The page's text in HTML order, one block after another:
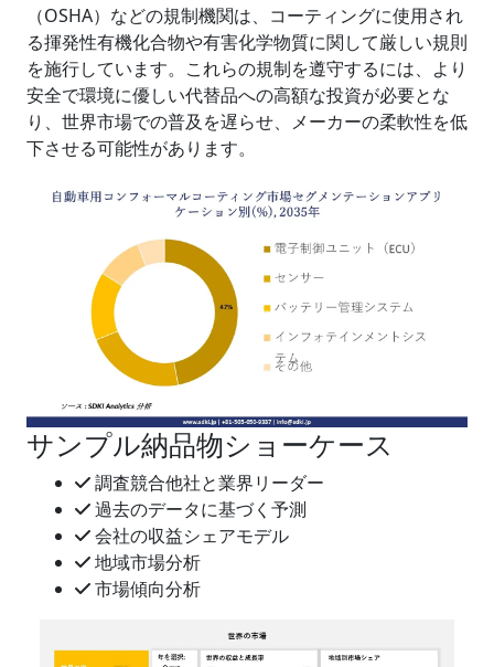
（OSHA）などの規制機関は、コーティングに使用され
る揮発性有機化合物や有害化学物質に関して厳しい規則
を施行しています。これらの規制を遵守するには、より
安全で環境に優しい代替品への高額な投資が必要とな
り、世界市場での普及を遅らせ、メーカーの柔軟性を低
下させる可能性があります。
サンプル納品物ショーケース
調査競合他社と業界リーダー
過去のデータに基づく予測
会社の収益シェアモデル
地域市場分析
市場傾向分析